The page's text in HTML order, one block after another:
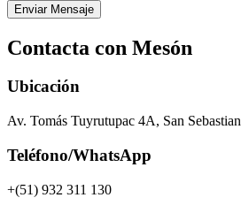
Contacta con Mesón
Ubicación
Av. Tomás Tuyrutupac 4A, San Sebastian
Teléfono/WhatsApp
+(51) 932 311 130